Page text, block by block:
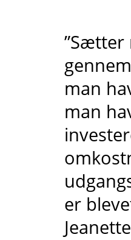
”Sætter
man
man
er